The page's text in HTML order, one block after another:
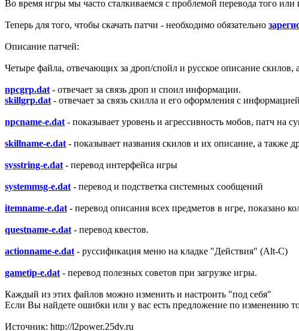
Во время игры мы часто сталкиваемся с проблемой перевода того
Теперь для того, чтобы скачать патчи - необходимо обязательно
Описание патчей:
Четыре файла, отвечающих за дроп/спойл и русское описание скилов,
npcgrp.dat - отвечает за связь дроп и споил информации.
skillgrp.dat - отвечает за связь скилла и его оформления с
npcname-e.dat - показывает уровень и агрессивность мобов, патч на
skillname-e.dat - показывает названия скилов и их описание, а также
sysstring-e.dat - перевод интерфейса игры
systemmsg-e.dat - перевод и подстветка системных сообщений
itemname-e.dat - перевод описания всех предметов в игре, показано
questname-e.dat - перевод квестов.
actionname-e.dat - руссификация меню на кладке "Действия" (Alt-C)
gametip-e.dat - перевод полезных советов при загрузке игры.
Каждый из этих файлов можно изменить и настроить "под себя"
Если Вы найдете ошибки или у вас есть предложение по изменению
Источник: http://l2power.25dv.ru